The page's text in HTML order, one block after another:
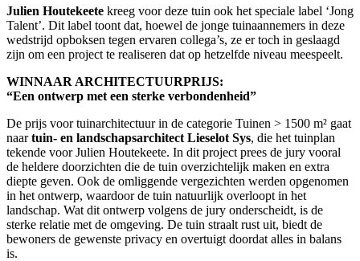
Julien Houtekeete kreeg voor deze tuin ook het speciale label ‘Jong
Talent’. Dit label toont dat, hoewel de jonge tuinaannemers in deze
wedstrijd opboksen tegen ervaren collega’s, ze er toch in geslaagd
zijn om een project te realiseren dat op hetzelfde niveau meespeelt.
WINNAAR ARCHITECTUURPRIJS:
“Een ontwerp met een sterke verbondenheid”
De prijs voor tuinarchitectuur in de categorie Tuinen > 1500 m² gaat
naartuin- en landschapsarchitect Lieselot Sys, die het tuinplan
tekende voor Julien Houtekeete. In dit project prees de jury vooral
de heldere doorzichten die de tuin overzichtelijk maken en extra
diepte geven. Ook de omliggende vergezichten werden opgenomen
in het ontwerp, waardoor de tuin natuurlijk overloopt in het
landschap. Wat dit ontwerp volgens de jury onderscheidt, is de
sterke relatie met de omgeving. De tuin straalt rust uit, biedt de
bewoners de gewenste privacy en overtuigt doordat alles in balans
is.